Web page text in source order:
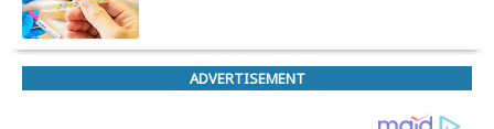
ADVERTISEMENT